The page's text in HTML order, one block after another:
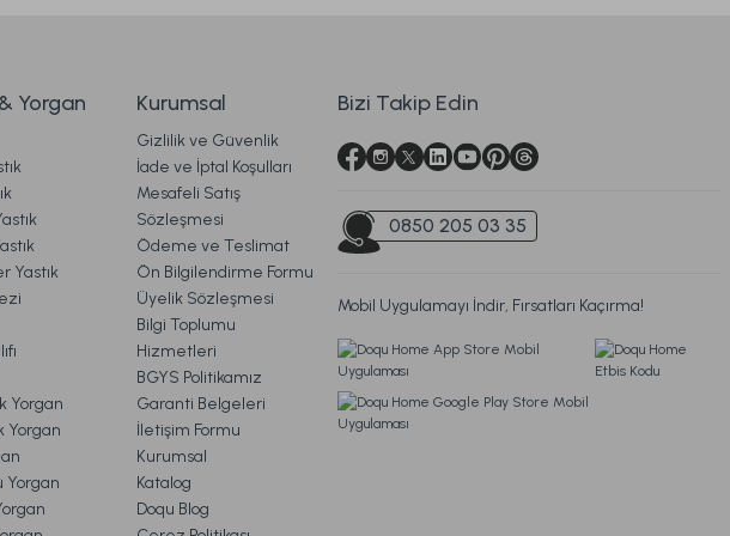
İndirim 4.599,00 TL
Ücretsiz Kargo
Multi Selection Nevresim Takımı Oryena Çift Kişilik
4.999,00 TL
3.499,00 TL
Ücretsiz Kargo
Travel Yastık Classic Standart
Yorgan
Yastık
Yorgan
Yorgan
Yorgan
Kurumsal
Gizlilik ve Güvenlik
İade ve İptal Koşulları
Mesafeli Satış
Sözleşmesi
Ödeme ve Teslimat
Ön Bilgilendirme Formu
Üyelik Sözleşmesi
Bilgi Toplumu
Hizmetleri
BGYS Politikamız
Garanti Belgeleri
İletişim Formu
Kurumsal
Katalog
Doqu Blog
Bizi Takip Edin
0850 205 03 35
Mobil Uygulamayı İndir, Fırsatları Kaçırma!